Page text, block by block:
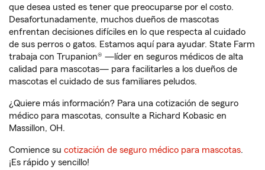
que desea usted es tener que preocuparse por el costo.
Desafortunadamente, muchos dueños de mascotas
enfrentan decisiones difíciles en lo que respecta al cuidado
de sus perros o gatos. Estamos aquí para ayudar. State Farm
trabaja con Trupanion® —líder en seguros médicos de alta
calidad para mascotas— para facilitarles a los dueños de
mascotas el cuidado de sus familiares peludos.
¿Quiere más información? Para una cotización de seguro
médico para mascotas, consulte a Richard Kobasic en
Massillon, OH.
Comience su cotización de seguro médico para mascotas.
¡Es rápido y sencillo!